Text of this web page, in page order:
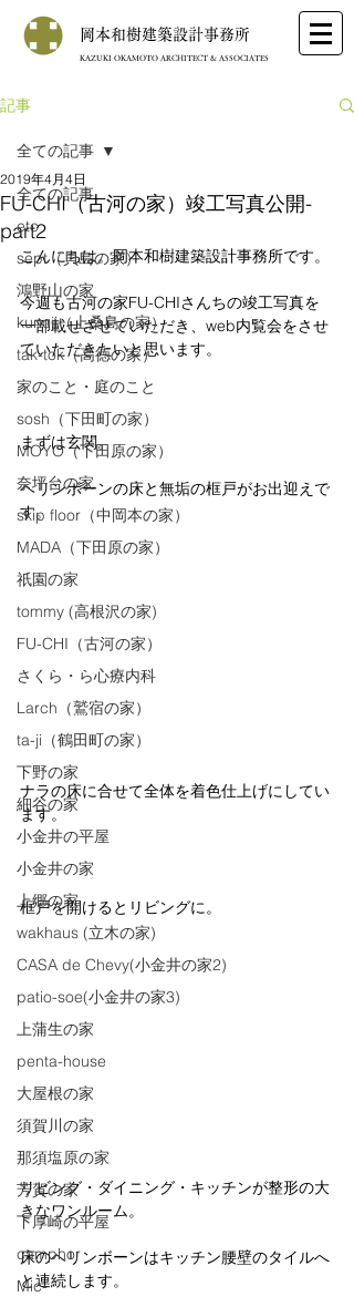
岡本和樹建築設計事務所
KAZUKI OKAMOTO ARCHITECT & ASSOCIATES
記事
全ての記事
etc
sept（貝島の家）
鴻野山の家
kunoji（上桑島の家）
tak-tok（高徳の家）
家のこと・庭のこと
sosh（下田町の家）
MOYO（下田原の家）
奈坪台の家
skip floor（中岡本の家）
MADA（下田原の家）
祇園の家
tommy (高根沢の家)
FU-CHI（古河の家）
さくら・ら心療内科
Larch（鷲宿の家）
ta-ji（鶴田町の家）
下野の家
細谷の家
小金井の平屋
小金井の家
上郷の家
wakhaus (立木の家)
CASA de Chevy(小金井の家2)
patio-soe(小金井の家3)
上蒲生の家
penta-house
大屋根の家
須賀川の家
那須塩原の家
芳賀の家
下厚崎の平屋
camphor
Mic-
全ての記事
FU-CHI（古河の家）竣工写真公開-
part2
2019年4月4日
こんにちは。岡本和樹建築設計事務所です。
今週も古河の家FU-CHIさんちの竣工写真を
一部載せさせていただき、web内覧会をさせ
ていただきたいと思います。
まずは玄関。
ヘリンボーンの床と無垢の框戸がお出迎えで
す。
ナラの床に合せて全体を着色仕上げにしてい
ます。
框戸を開けるとリビングに。
リビング・ダイニング・キッチンが整形の大
きなワンルーム。
床のヘリンボーンはキッチン腰壁のタイルへ
と連続します。